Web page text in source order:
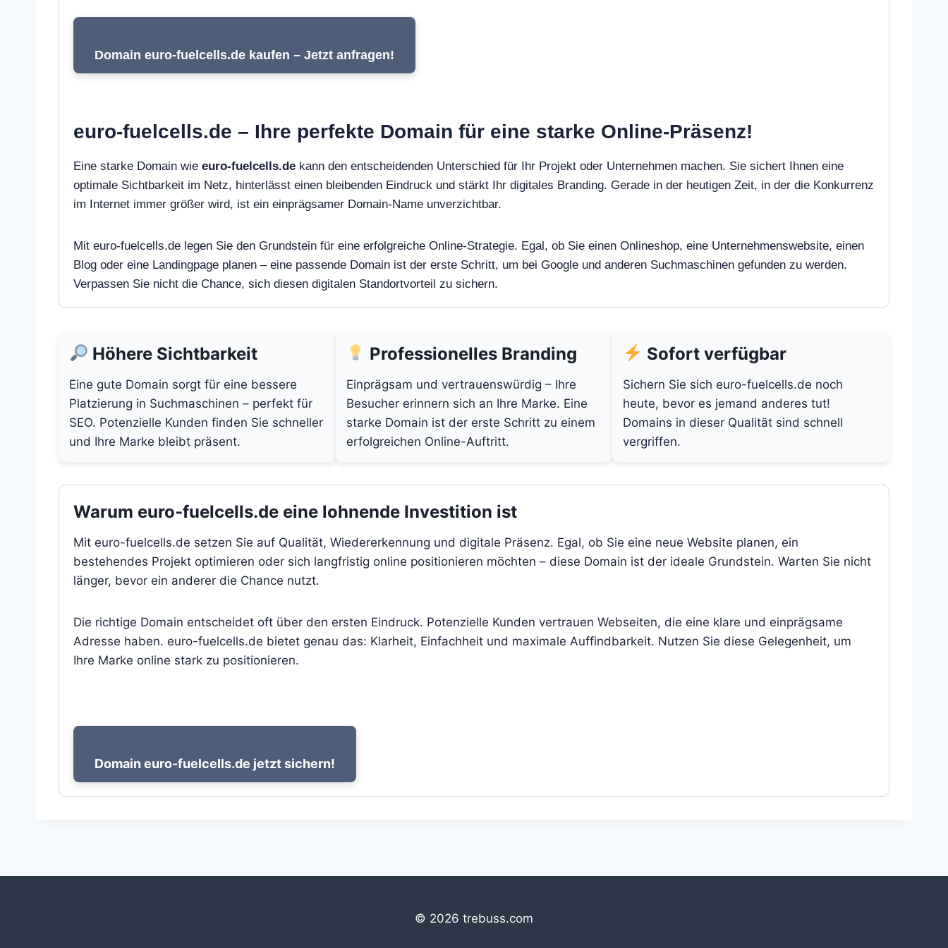
Domain euro-fuelcells.de kaufen – Jetzt anfragen!
euro-fuelcells.de – Ihre perfekte Domain für eine starke Online-Präsenz!
Eine starke Domain wie euro-fuelcells.de kann den entscheidenden Unterschied für Ihr Projekt oder Unternehmen machen. Sie sichert Ihnen eine
optimale Sichtbarkeit im Netz, hinterlässt einen bleibenden Eindruck und stärkt Ihr digitales Branding. Gerade in der heutigen Zeit, in der die Konkurrenz
im Internet immer größer wird, ist ein einprägsamer Domain-Name unverzichtbar.
Mit euro-fuelcells.de legen Sie den Grundstein für eine erfolgreiche Online-Strategie. Egal, ob Sie einen Onlineshop, eine Unternehmenswebsite, einen
Blog oder eine Landingpage planen – eine passende Domain ist der erste Schritt, um bei Google und anderen Suchmaschinen gefunden zu werden.
Verpassen Sie nicht die Chance, sich diesen digitalen Standortvorteil zu sichern.
Höhere Sichtbarkeit
Eine gute Domain sorgt für eine bessere
Platzierung in Suchmaschinen – perfekt für
SEO. Potenzielle Kunden finden Sie schneller
und Ihre Marke bleibt präsent.
Professionelles Branding
Einprägsam und vertrauenswürdig – Ihre
Besucher erinnern sich an Ihre Marke. Eine
starke Domain ist der erste Schritt zu einem
erfolgreichen Online-Auftritt.
Sofort verfügbar
Sichern Sie sich euro-fuelcells.de noch
heute, bevor es jemand anderes tut!
Domains in dieser Qualität sind schnell
vergriffen.
Warum euro-fuelcells.de eine lohnende Investition ist
Mit euro-fuelcells.de setzen Sie auf Qualität, Wiedererkennung und digitale Präsenz. Egal, ob Sie eine neue Website planen, ein
bestehendes Projekt optimieren oder sich langfristig online positionieren möchten – diese Domain ist der ideale Grundstein. Warten Sie nicht
länger, bevor ein anderer die Chance nutzt.
Die richtige Domain entscheidet oft über den ersten Eindruck. Potenzielle Kunden vertrauen Webseiten, die eine klare und einprägsame
Adresse haben. euro-fuelcells.de bietet genau das: Klarheit, Einfachheit und maximale Auffindbarkeit. Nutzen Sie diese Gelegenheit, um
Ihre Marke online stark zu positionieren.
Domain euro-fuelcells.de jetzt sichern!
© 2026 trebuss.com